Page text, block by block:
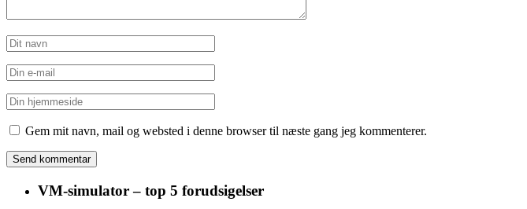
Gem mit navn, mail og websted i denne browser til næste gang jeg kommenterer.
VM-simulator – top 5 forudsigelser